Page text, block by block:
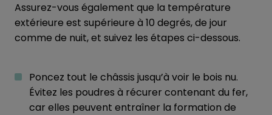
Assurez-vous également que la température
extérieure est supérieure à 10 degrés, de jour
comme de nuit, et suivez les étapes ci-dessous.
Poncez tout le châssis jusqu’à voir le bois nu.
Évitez les poudres à récurer contenant du fer,
car elles peuvent entraîner la formation de